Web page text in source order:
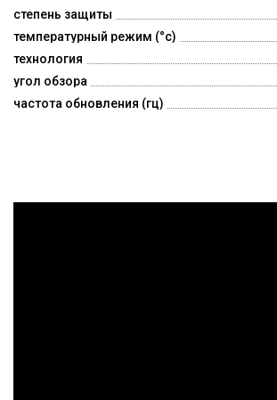
степень защиты
температурный режим (°c)
технология
угол обзора
частота обновления (гц)